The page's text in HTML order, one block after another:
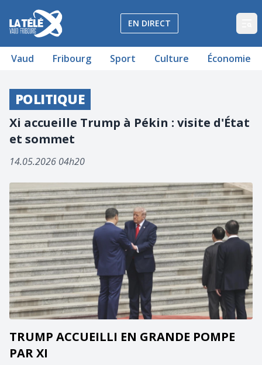
La Télé - Télévision régionale Vaud et Fribourg
EN DIRECT
Vaud Fribourg Sport Culture Économie
POLITIQUE
Xi accueille Trump à Pékin : visite d'État
et sommet
14.05.2026 04h20
TRUMP ACCUEILLI EN GRANDE POMPE
PAR XI